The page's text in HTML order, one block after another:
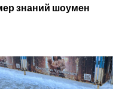
знаний шоумен